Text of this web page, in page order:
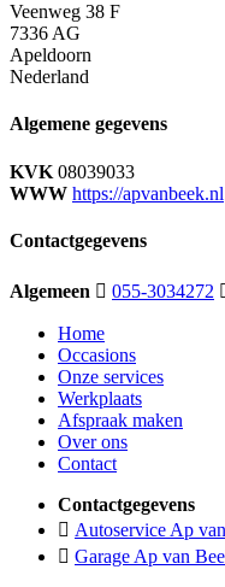
Veenweg 38 F
7336 AG
Apeldoorn
Nederland
Algemene gegevens
KVK 08039033
WWW https://apvanbeek.nl
Contactgegevens
Algemeen 055-3034272
Home
Occasions
Onze services
Werkplaats
Afspraak maken
Over ons
Contact
Contactgegevens
Autoservice Ap
Garage Ap van